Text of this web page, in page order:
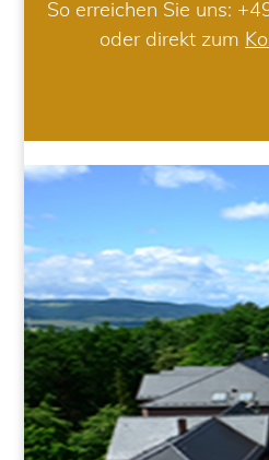
So erreichen Sie uns:
oder direkt zum